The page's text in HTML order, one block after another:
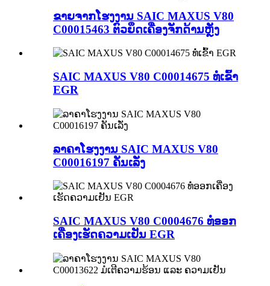
ຂາຍຈາກໂຮງງານ SAIC MAXUS V80
C00015463 ຕົວຍຶດເຄື່ອງຈັກດ້ານຫຼັງ
SAIC MAXUS V80 C00014675 ທໍ່ເຂົ້າ
EGR
ລາຄາໂຮງງານ SAIC MAXUS V80
C00016197 ຄັນເລັ່ງ
SAIC MAXUS V80 C0004676 ທໍ່ອອກ
ເຄື່ອງເຮັດຄວາມເຢັນ EGR